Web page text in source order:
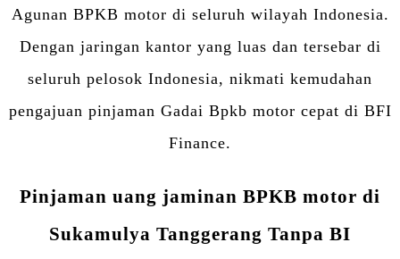
Agunan BPKB motor di seluruh wilayah Indonesia.
Dengan jaringan kantor yang luas dan tersebar di
seluruh pelosok Indonesia, nikmati kemudahan
pengajuan pinjaman Gadai Bpkb motor cepat di BFI
Finance.
Pinjaman uang jaminan BPKB motor di
Sukamulya Tanggerang Tanpa BI